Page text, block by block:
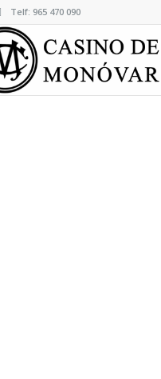
Telf: 965 470 090